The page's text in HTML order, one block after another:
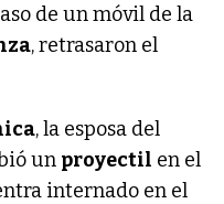
de un móvil de la
, retrasaron el
, la esposa del
un proyectil en el
internado en el